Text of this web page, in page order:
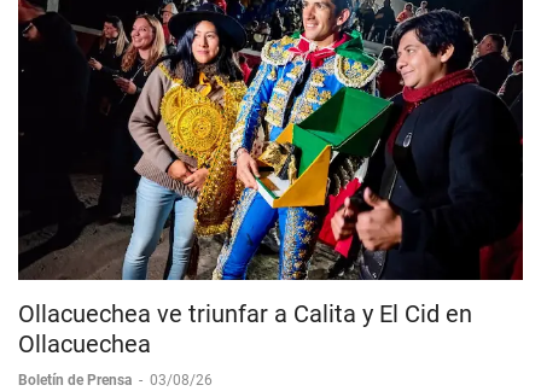
Ollacuechea ve triunfar a Calita y El Cid en
Ollacuechea
Boletín de Prensa - 03/08/26